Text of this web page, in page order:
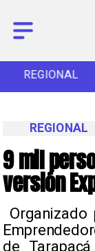
REGIONAL
9 mil
versión
de
REGIONAL